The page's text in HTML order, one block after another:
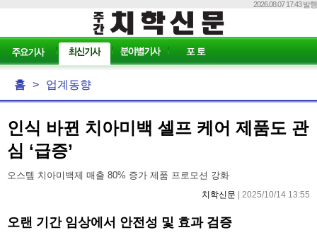
2026.08.07 17:43 발행
홈 > 업계동향
인식 바뀐 치아미백 셀프 케어 제품도 관
심 ‘급증’
오스템 치아미백제 매출 80% 증가 제품 프로모션 강화
치학신문 | 2025/10/14 13:55
오랜 기간 임상에서 안전성 및 효과 검증